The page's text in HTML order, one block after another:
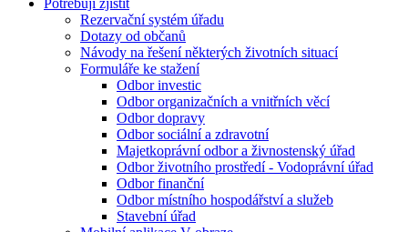
Potřebuji zjistit
Rezervační systém úřadu
Dotazy od občanů
Návody na řešení některých životních situací
Formuláře ke stažení
Odbor investic
Odbor organizačních a vnitřních věcí
Odbor dopravy
Odbor sociální a zdravotní
Majetkoprávní odbor a živnostenský úřad
Odbor životního prostředí - Vodoprávní úřad
Odbor finanční
Odbor místního hospodářství a služeb
Stavební úřad